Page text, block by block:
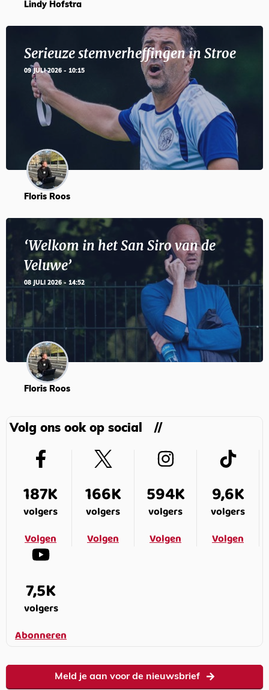
Lindy Hofstra
Serieuze stemverheffingen in Stroe
09 JULI 2026 - 10:15
Floris Roos
‘Welkom in het San Siro van de
Veluwe’
08 JULI 2026 - 14:52
Floris Roos
Volg ons ook op social
187K
volgers
Volgen
166K
volgers
Volgen
594K
volgers
Volgen
9,6K
volgers
Volgen
7,5K
volgers
Abonneren
Meld je aan voor de nieuwsbrief